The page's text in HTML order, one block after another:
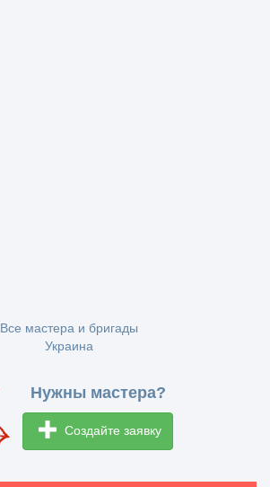
Все мастера и бригады
Украина
Нужны мастера?
Создайте заявку